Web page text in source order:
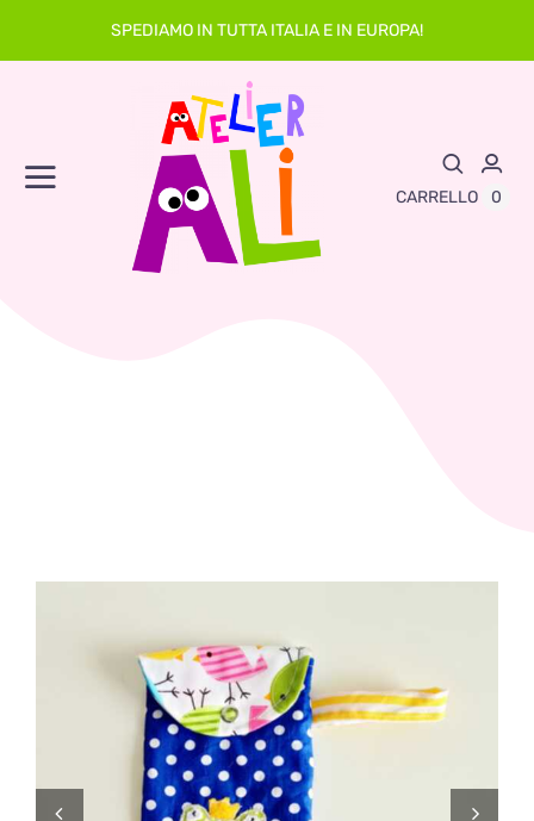
SPEDIAMO IN TUTTA ITALIA E IN EUROPA!
Toggle
Navigation Abbigliamento
Lista Nascita
Blog
CARRELLO 0